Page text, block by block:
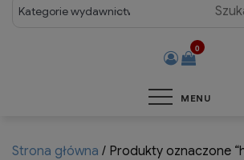
0
MENU
Strona główna / Produkty oznaczone